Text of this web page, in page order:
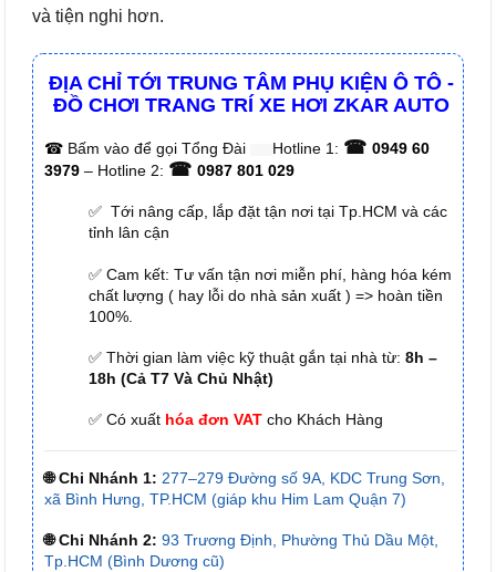
và tiện nghi hơn.
ĐỊA CHỈ TỚI TRUNG TÂM PHỤ KIỆN Ô TÔ -
ĐỒ CHƠI TRANG TRÍ XE HƠI ZKAR AUTO
☎ Bấm vào để gọi Tổng Đài Hotline 1: ☎ 0949 60
3979 – Hotline 2: ☎ 0987 801 029
✅ Tới nâng cấp, lắp đặt tận nơi tại Tp.HCM và các
tỉnh lân cận
✅ Cam kết: Tư vấn tận nơi miễn phí, hàng hóa kém
chất lượng ( hay lỗi do nhà sản xuất ) => hoàn tiền
100%.
✅ Thời gian làm việc kỹ thuật gắn tại nhà từ: 8h –
18h (Cả T7 Và Chủ Nhật)
✅ Có xuất hóa đơn VAT cho Khách Hàng
🌐 Chi Nhánh 1: 277–279 Đường số 9A, KDC Trung Sơn,
xã Bình Hưng, TP.HCM (giáp khu Him Lam Quận 7)
🌐 Chi Nhánh 2: 93 Trương Định, Phường Thủ Dầu Một,
Tp.HCM (Bình Dương cũ)